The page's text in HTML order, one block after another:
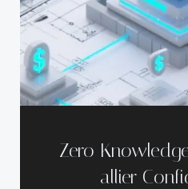
Zero
allier